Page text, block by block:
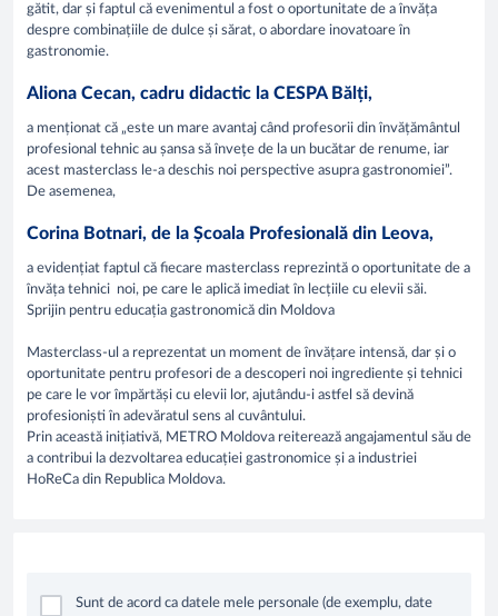
gătit, dar și faptul că evenimentul a fost o oportunitate de a învăța
despre combinațiile de dulce și sărat, o abordare inovatoare în
gastronomie.
Aliona Cecan, cadru didactic la CESPA Bălți,
a menționat că „este un mare avantaj când profesorii din învățământul
profesional tehnic au șansa să învețe de la un bucătar de renume, iar
acest masterclass le-a deschis noi perspective asupra gastronomiei”.
De asemenea,
Corina Botnari, de la Școala Profesională din Leova,
a evidențiat faptul că fiecare masterclass reprezintă o oportunitate de a
învăța tehnici noi, pe care le aplică imediat în lecțiile cu elevii săi.
Sprijin pentru educația gastronomică din Moldova
Masterclass-ul a reprezentat un moment de învățare intensă, dar și o
oportunitate pentru profesori de a descoperi noi ingrediente și tehnici
pe care le vor împărtăși cu elevii lor, ajutându-i astfel să devină
profesioniști în adevăratul sens al cuvântului.
Prin această inițiativă, METRO Moldova reiterează angajamentul său de
a contribui la dezvoltarea educației gastronomice și a industriei
HoReCa din Republica Moldova.
Sunt de acord ca datele mele personale (de exemplu, date